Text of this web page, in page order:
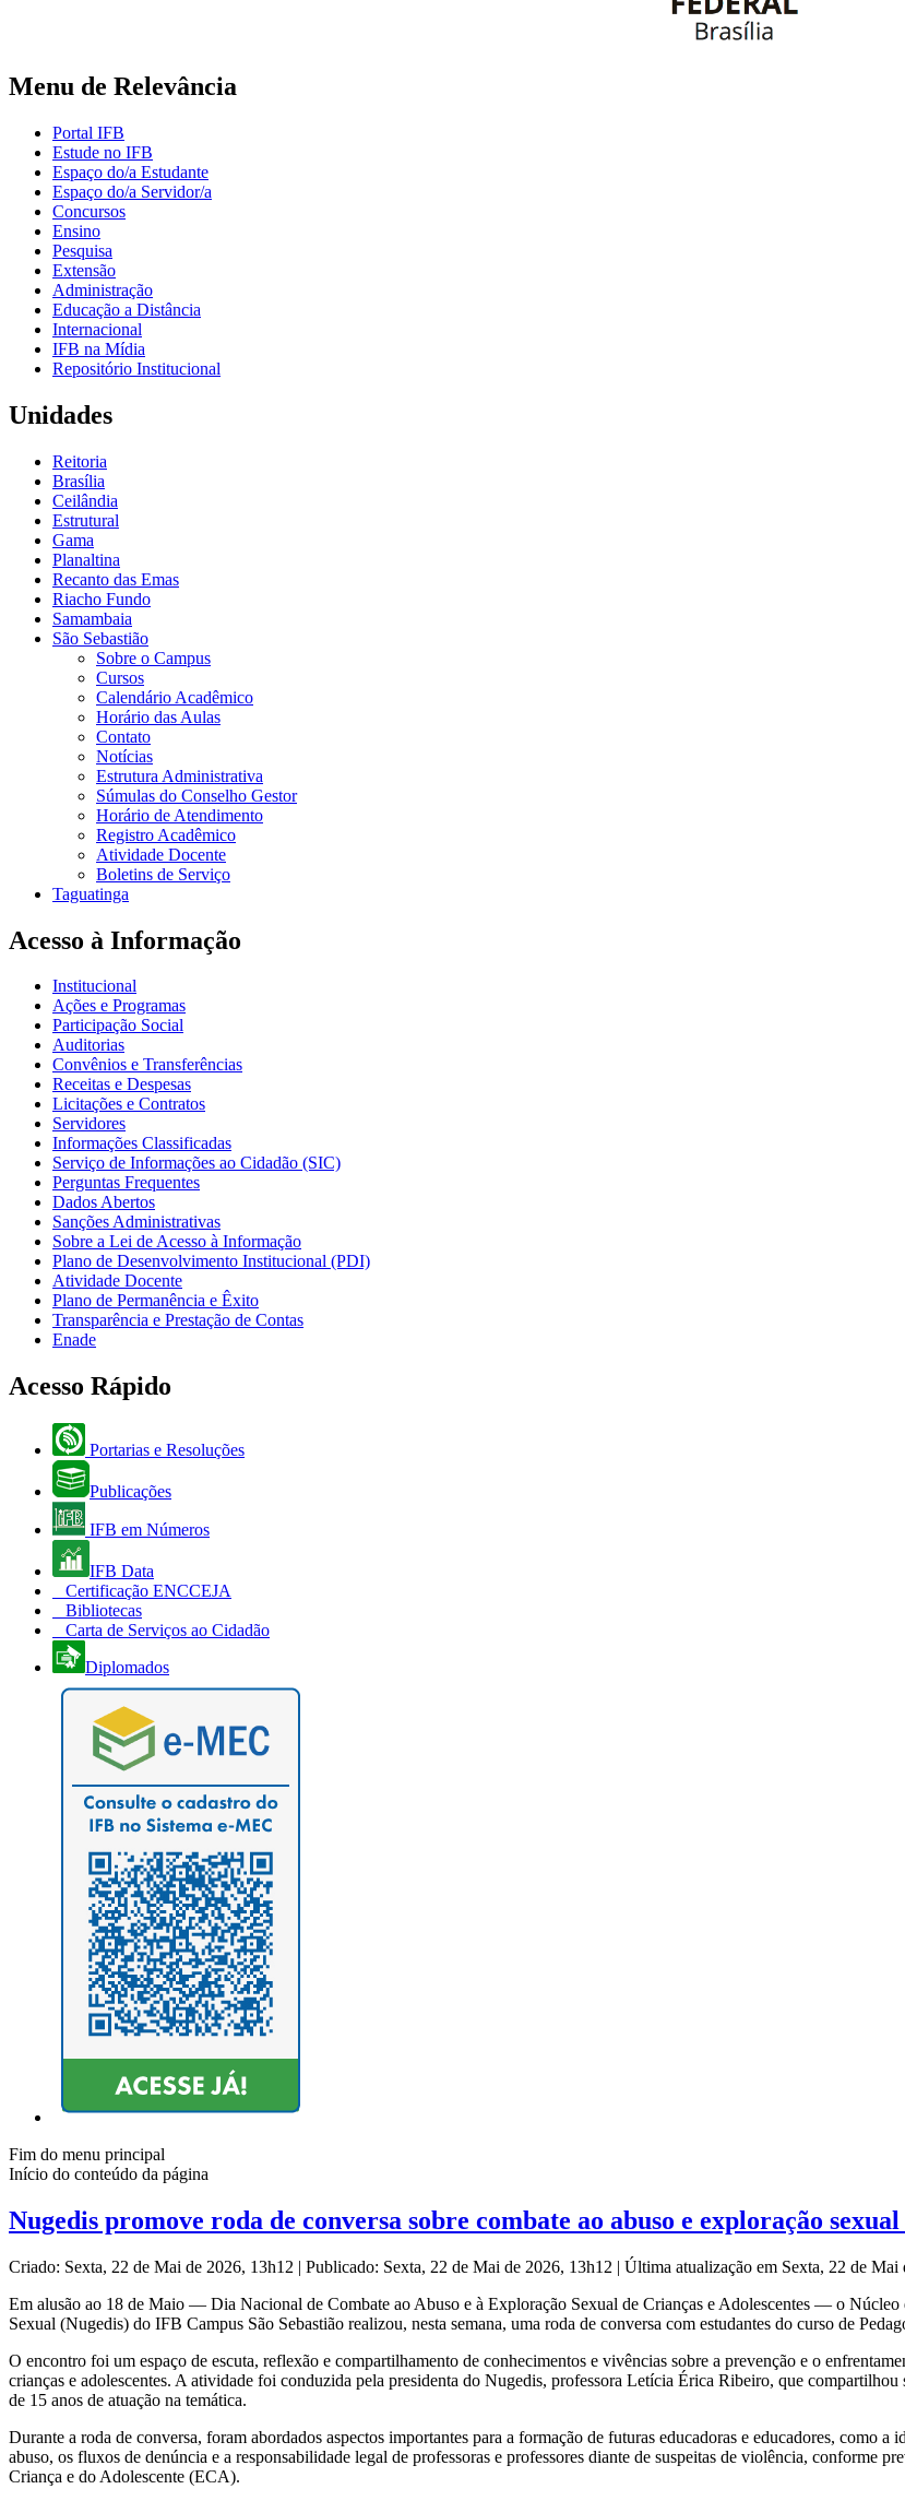
Menu de Relevância
Portal IFB
Estude no IFB
Espaço do/a Estudante
Espaço do/a Servidor/a
Concursos
Ensino
Pesquisa
Extensão
Administração
Educação a Distância
Internacional
IFB na Mídia
Repositório Institucional
Unidades
Reitoria
Brasília
Ceilândia
Estrutural
Gama
Planaltina
Recanto das Emas
Riacho Fundo
Samambaia
São Sebastião
Sobre o Campus
Cursos
Calendário Acadêmico
Horário das Aulas
Contato
Notícias
Estrutura Administrativa
Súmulas do Conselho Gestor
Horário de Atendimento
Registro Acadêmico
Atividade Docente
Boletins de Serviço
Taguatinga
Acesso à Informação
Institucional
Ações e Programas
Participação Social
Auditorias
Convênios e Transferências
Receitas e Despesas
Licitações e Contratos
Servidores
Informações Classificadas
Serviço de Informações ao Cidadão (SIC)
Perguntas Frequentes
Dados Abertos
Sanções Administrativas
Sobre a Lei de Acesso à Informação
Plano de Desenvolvimento Institucional (PDI)
Atividade Docente
Plano de Permanência e Êxito
Transparência e Prestação de Contas
Enade
Acesso Rápido
Portarias e Resoluções
Publicações
IFB em Números
IFB Data
Certificação ENCCEJA
Bibliotecas
Carta de Serviços ao Cidadão
Diplomados
Fim do menu principal
Início do conteúdo da página
Nugedis promove roda de conversa sobre combate ao abuso e exploração
Criado: Sexta, 22 de Mai de 2026, 13h12 | Publicado: Sexta, 22 de Mai de 2026, 13h12 | Última atualização em Sexta, 22 de Mai
Em alusão ao 18 de Maio — Dia Nacional de Combate ao Abuso e à Exploração Sexual de Crianças e Adolescentes — o Núcleo
Sexual (Nugedis) do IFB Campus São Sebastião realizou, nesta semana, uma roda de conversa com estudantes do curso de
O encontro foi um espaço de escuta, reflexão e compartilhamento de conhecimentos e vivências sobre a prevenção e o
crianças e adolescentes. A atividade foi conduzida pela presidenta do Nugedis, professora Letícia Érica Ribeiro, que compartilhou
de 15 anos de atuação na temática.
Durante a roda de conversa, foram abordados aspectos importantes para a formação de futuras educadoras e educadores, como a
abuso, os fluxos de denúncia e a responsabilidade legal de professoras e professores diante de suspeitas de violência, conforme
Criança e do Adolescente (ECA).